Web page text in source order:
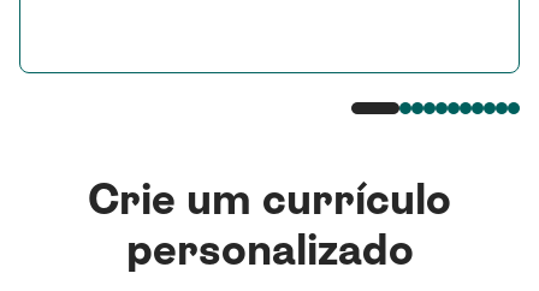
Crie um currículo
personalizado